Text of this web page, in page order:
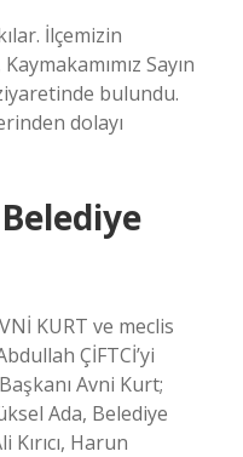
İlçemizin
Sayın
bulundu.
dolayı
KURT ve meclis
ÇİFTCİ’yi
Avni Kurt;
Ada, Belediye
Harun